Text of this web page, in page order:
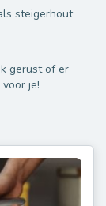
steigerhout
gerust of er
je!